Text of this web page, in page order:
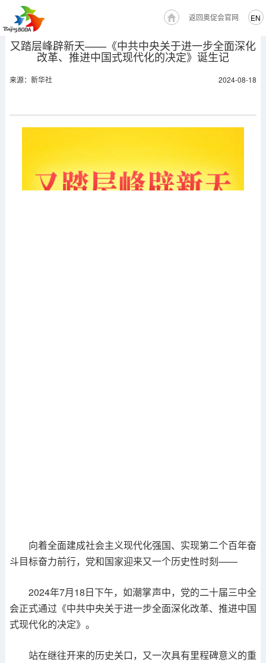
EN
返回奥促会官网
又踏层峰辟新天——《中共中央关于进一步全面深化
改革、推进中国式现代化的决定》诞生记
来源：新华社 2024-08-18
向着全面建成社会主义现代化强国、实现第二个百年奋
斗目标奋力前行，党和国家迎来又一个历史性时刻——
2024年7月18日下午，如潮掌声中，党的二十届三中全
会正式通过《中共中央关于进一步全面深化改革、推进中国
式现代化的决定》。
站在继往开来的历史关口，又一次具有里程碑意义的重